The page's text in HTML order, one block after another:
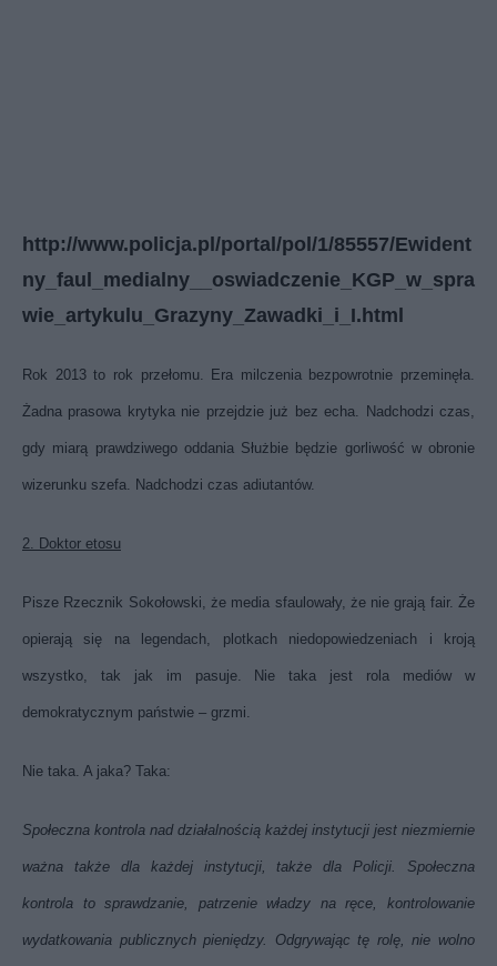
http://www.policja.pl/portal/pol/1/85557/Ewident
ny_faul_medialny__oswiadczenie_KGP_w_spra
wie_artykulu_Grazyny_Zawadki_i_I.html
Rok 2013 to rok przełomu. Era milczenia bezpowrotnie przeminęła.
Żadna prasowa krytyka nie przejdzie już bez echa. Nadchodzi czas,
gdy miarą prawdziwego oddania Służbie będzie gorliwość w obronie
wizerunku szefa. Nadchodzi czas adiutantów.
2. Doktor etosu
Pisze Rzecznik Sokołowski, że media sfaulowały, że nie grają fair. Że
opierają się na legendach, plotkach niedopowiedzeniach i kroją
wszystko, tak jak im pasuje. Nie taka jest rola mediów w
demokratycznym państwie – grzmi.
Nie taka. A jaka? Taka:
Społeczna kontrola nad działalnością każdej instytucji jest niezmiernie
ważna także dla każdej instytucji, także dla Policji. Społeczna
kontrola to sprawdzanie, patrzenie władzy na ręce, kontrolowanie
wydatkowania publicznych pieniędzy. Odgrywając tę rolę, nie wolno